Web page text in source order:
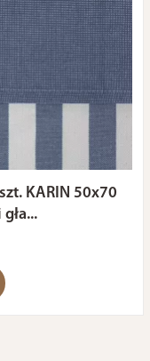
KARIN 50x70